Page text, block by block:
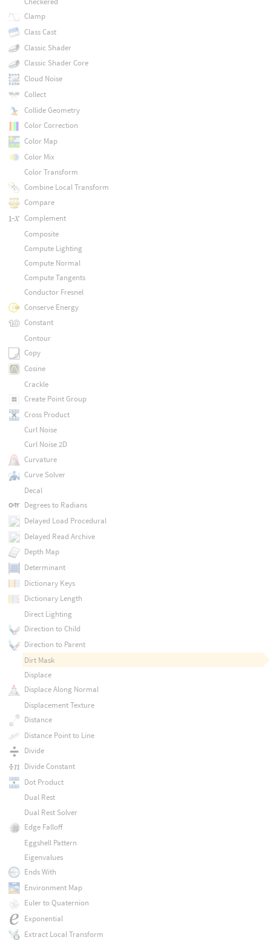
Clamp
Class Cast
Classic Shader
Classic Shader Core
Cloud Noise
Collect
Collide Geometry
Color Correction
Color Map
Color Mix
Color Transform
Combine Local Transform
Compare
Complement
Composite
Compute Lighting
Compute Normal
Compute Tangents
Conductor Fresnel
Conserve Energy
Constant
Contour
Copy
Cosine
Crackle
Create Point Group
Cross Product
Curl Noise
Curl Noise 2D
Curvature
Curve Solver
Decal
Degrees to Radians
Delayed Load Procedural
Delayed Read Archive
Depth Map
Determinant
Dictionary Keys
Dictionary Length
Direct Lighting
Direction to Child
Direction to Parent
Dirt Mask
Displace
Displace Along Normal
Displacement Texture
Distance
Distance Point to Line
Divide
Divide Constant
Dot Product
Dual Rest
Dual Rest Solver
Edge Falloff
Eggshell Pattern
Eigenvalues
Ends With
Environment Map
Euler to Quaternion
Exponential
Extract Local Transform